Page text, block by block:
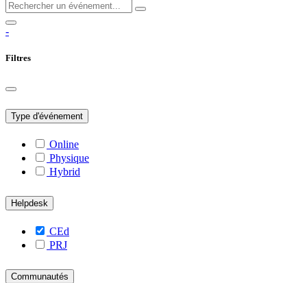
-
Filtres
Type d'événement
Online
Physique
Hybrid
Helpdesk
CEd
PRJ
Communautés